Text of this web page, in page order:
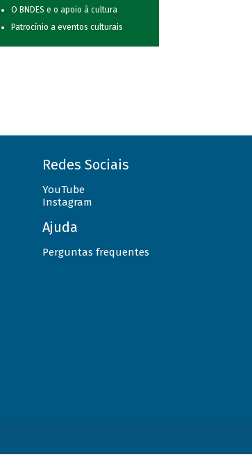
O BNDES e o apoio à cultura
Patrocínio a eventos culturais
Redes Sociais
YouTube
Instagram
Ajuda
Perguntas frequentes